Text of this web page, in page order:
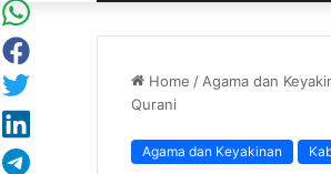
Home / Agama dan
Qurani
Agama dan Keyakinan